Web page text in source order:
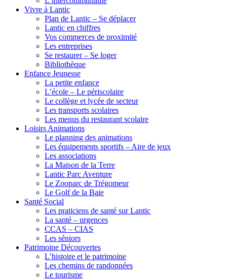
Vivre à Lantic
Plan de Lantic – Se déplacer
Lantic en chiffres
Vos commerces de proximité
Les entreprises
Se restaurer – Se loger
Bibliothèque
Enfance Jeunesse
La petite enfance
L’école – Le périscolaire
Le collège et lycée de secteur
Les transports scolaires
Les menus du restaurant scolaire
Loisirs Animations
Le planning des animations
Les équipements sportifs – Aire de jeux
Les associations
La Maison de la Terre
Lantic Parc Aventure
Le Zooparc de Trégomeur
Le Golf de la Baie
Santé Social
Les praticiens de santé sur Lantic
La santé – urgences
CCAS – CIAS
Les séniors
Patrimoine Découvertes
L’histoire et le patrimoine
Les chemins de randonnées
Le tourisme